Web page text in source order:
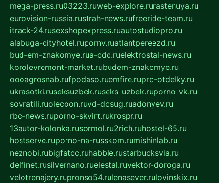
mega-press.ru03223.ruweb-explore.rurastenuya.ru
eurovision-russia.rustrah-news.rufreeride-team.ru
itrack-24.rusexshopexpress.ruautostudiopro.ru
alabuga-cityhotel.rupornv.ruatlantpereezd.ru
bud-em-znakomye.rua-cdc.ruelektrostal-news.ru
korolevremont-market.rubudem-znakomye.ru
oooagrosnab.rufpodaso.ruemfire.rupro-otdelky.ru
ukrasotki.ruseksuzbek.ruseks-uzbek.ruporno-vk.ru
sovratili.ruolecoon.ruvd-dosug.ruadonyev.ru
rbc-news.ruporno-skvirt.rukrospr.ru
13autor-kolonka.rusormol.ru2rich.ruhostel-65.ru
hostserve.ruporno-na-russkom.rumishinlab.ru
neznobi.rubigfatcc.ruhabble.rustarbucksvia.ru
delfinet.rusilvernano.ruelestal.ruvektor-doroga.ru
velotrenajery.rupronso54.rulenasever.rulovinskix.ru